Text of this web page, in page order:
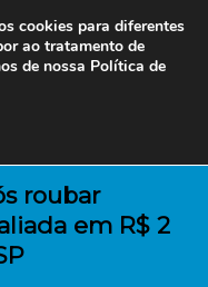
roubar
em R$ 2
cookies para diferentes
ao tratamento de
de nossa Política de